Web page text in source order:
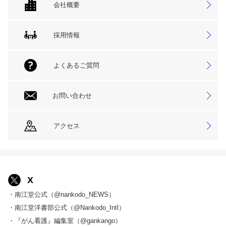
会社概要
採用情報
よくあるご質問
お問い合わせ
アクセス
X
・南江堂公式（@nankodo_NEWS）
・南江堂洋書部公式（@Nankodo_Intl）
・『がん看護』編集室（@gankango）